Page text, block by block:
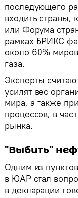
последующего
входить страны,
или Форума
рамках БРИКС
около 60%
газа.
Эксперты
усилят вес
мира, а также
процессов, в
рынка.
"Выбить"
Одним из
в ЮАР стал
в декларации